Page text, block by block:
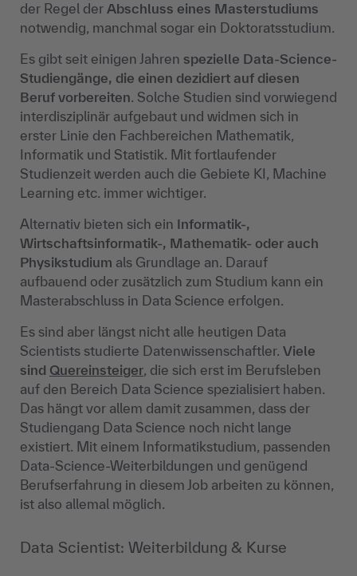
der Regel der Abschluss eines Masterstudiums
notwendig, manchmal sogar ein Doktoratsstudium.
Es gibt seit einigen Jahren spezielle Data-Science-
Studiengänge, die einen dezidiert auf diesen
Beruf vorbereiten. Solche Studien sind vorwiegend
interdisziplinär aufgebaut und widmen sich in
erster Linie den Fachbereichen Mathematik,
Informatik und Statistik. Mit fortlaufender
Studienzeit werden auch die Gebiete KI, Machine
Learning etc. immer wichtiger.
Alternativ bieten sich ein Informatik-,
Wirtschaftsinformatik-, Mathematik- oder auch
Physikstudium als Grundlage an. Darauf
aufbauend oder zusätzlich zum Studium kann ein
Masterabschluss in Data Science erfolgen.
Es sind aber längst nicht alle heutigen Data
Scientists studierte Datenwissenschaftler. Viele
sind Quereinsteiger, die sich erst im Berufsleben
auf den Bereich Data Science spezialisiert haben.
Das hängt vor allem damit zusammen, dass der
Studiengang Data Science noch nicht lange
existiert. Mit einem Informatikstudium, passenden
Data-Science-Weiterbildungen und genügend
Berufserfahrung in diesem Job arbeiten zu können,
ist also allemal möglich.
Data Scientist: Weiterbildung & Kurse